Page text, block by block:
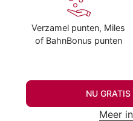
Verzamel punten, Miles
of BahnBonus punten
NU
Meer